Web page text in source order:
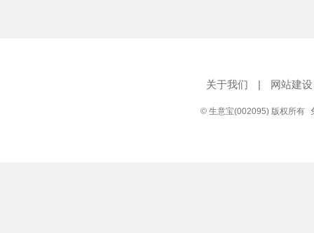
关于我们 | 网站建设
© 生意宝(002095) 版权所有